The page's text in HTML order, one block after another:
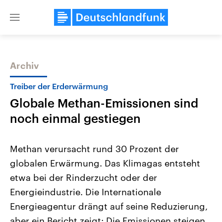
Close
Themen
Landtagswahl Sachsen-Anhalt
2026
Alle Informationen
Sachsen-Anhalt wählt am 6.
September 2026 einen neuen
Landtag. Seit 2021 wird das
Bundesland von einer Koalition aus
USA
Aktuelle Beiträge,
Hintergründe
Wirtschaftlich und
gehören die Vereinigten
den mächtigsten Ländern
mit großem Einfluss auf
Archiv
Treiber der Erderwärmung
Globale Methan-Emissionen sind
noch einmal gestiegen
Methan verursacht rund 30 Prozent der
globalen Erwärmung. Das Klimagas entsteht
etwa bei der Rinderzucht oder der
Energieindustrie. Die Internationale
Energieagentur drängt auf seine Reduzierung,